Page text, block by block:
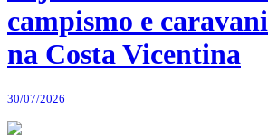
campismo e
na Costa Vicentina
30/07/2026